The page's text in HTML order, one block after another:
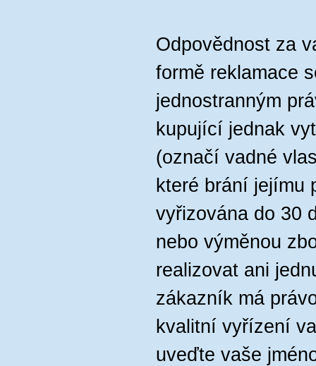
Odpovědnost za
formě reklamace
jednostranným
kupující jednak
(označí vadné
které brání jejímu
vyřizována do 30
nebo výměnou
realizovat ani
zákazník má
kvalitní vyřízení
uveďte vaše